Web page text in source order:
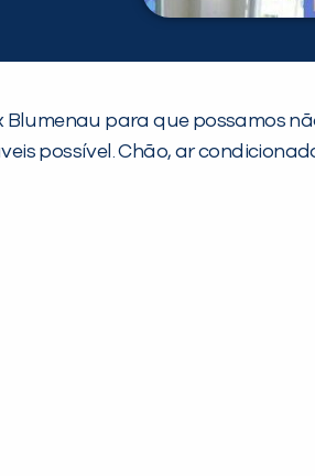
para que possamos
possível. Chão, ar